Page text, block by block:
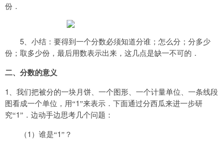
份．
5 、小结：要得到一个分数必须知道分谁；怎么分；分多少
份；取多少份，最后用数表示出来，这几点是缺一不可的．
二、分数的意义
1
、我们把被分的一块月饼、一个图形、一个计量单位、一条线段
图看成一个单位，用“1”来表示．下面通过分西瓜来进一步研
究“1”．边动手边思考几个问题：
（1 ）谁是“1”？